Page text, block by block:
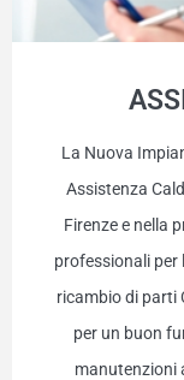
La Nuova
Assistenza
Firenze e nella
professionali per
ricambio di parti
per un buon
manutenzioni